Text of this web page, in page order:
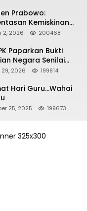
Prabowo:
Kemiskinan
Persatuan dan
Jawab
2, 2026 200468
Paparkan Bukti
Negara Senilai
Triliun dalam
2026 199814
Hari Guru…Wahai
25, 2025 199673